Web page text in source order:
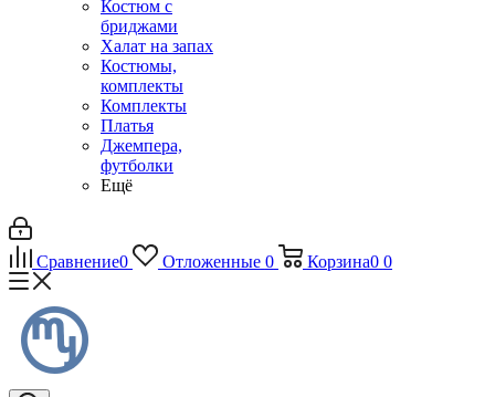
Костюм с
бриджами
Халат на запах
Костюмы,
комплекты
Комплекты
Платья
Джемпера,
футболки
Ещё
Сравнение0 Отложенные 0 Корзина0 0